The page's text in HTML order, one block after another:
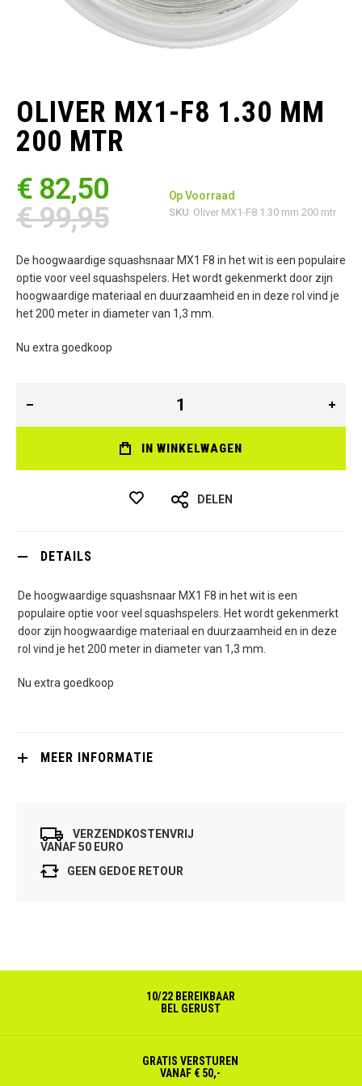
begin
van
de
afbeeldingen-
OLIVER MX1-F8 1.30 MM
200 MTR
€ 82,50
€ 99,95
Op Voorraad
SKU Oliver MX1-F8 1.30 mm 200 mtr
De hoogwaardige squashsnaar MX1 F8 in het wit is een populaire
optie voor veel squashspelers. Het wordt gekenmerkt door zijn
hoogwaardige materiaal en duurzaamheid en in deze rol vind je
het 200 meter in diameter van 1,3 mm.
Nu extra goedkoop
IN WINKELWAGEN
DELEN
DETAILS
De hoogwaardige squashsnaar MX1 F8 in het wit is een
populaire optie voor veel squashspelers. Het wordt gekenmerkt
door zijn hoogwaardige materiaal en duurzaamheid en in deze
rol vind je het 200 meter in diameter van 1,3 mm.
Nu extra goedkoop
MEER INFORMATIE
VERZENDKOSTENVRIJ
VANAF 50 EURO
GEEN GEDOE RETOUR
10/22 BEREIKBAAR
BEL GERUST
GRATIS VERSTUREN
VANAF € 50,-